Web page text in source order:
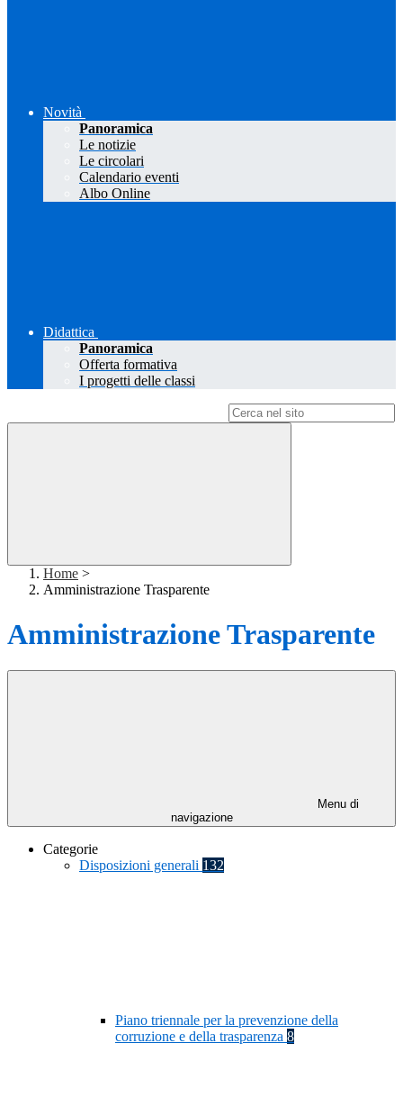
Novità
Panoramica
Le notizie
Le circolari
Calendario eventi
Albo Online
Didattica
Panoramica
Offerta formativa
I progetti delle classi
Home >
Amministrazione Trasparente
Amministrazione Trasparente
Menu di
navigazione
Categorie
Disposizioni generali 132
Piano triennale per la prevenzione della
corruzione e della trasparenza 8